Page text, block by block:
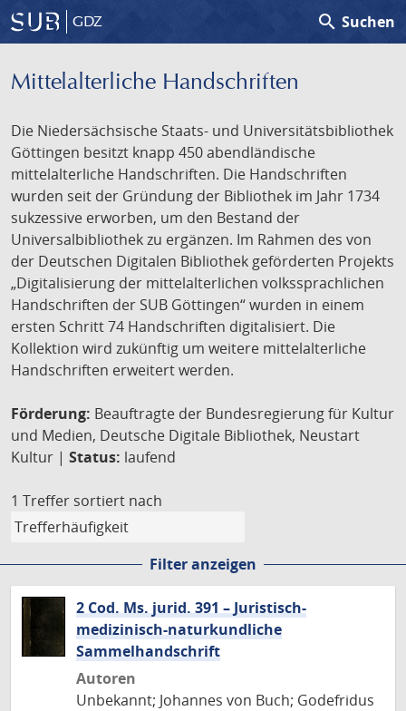
GDZ search Suchen
Mittelalterliche Handschriften
Die Niedersächsische Staats- und Universitätsbibliothek
Göttingen besitzt knapp 450 abendländische
mittelalterliche Handschriften. Die Handschriften
wurden seit der Gründung der Bibliothek im Jahr 1734
sukzessive erworben, um den Bestand der
Universalbibliothek zu ergänzen. Im Rahmen des von
der Deutschen Digitalen Bibliothek geförderten Projekts
„Digitalisierung der mittelalterlichen volkssprachlichen
Handschriften der SUB Göttingen“ wurden in einem
ersten Schritt 74 Handschriften digitalisiert. Die
Kollektion wird zukünftig um weitere mittelalterliche
Handschriften erweitert werden.
Förderung: Beauftragte der Bundesregierung für Kultur
und Medien, Deutsche Digitale Bibliothek, Neustart
Kultur | Status: laufend
1 Treffer sortiert nach
Filter anzeigen
2 Cod. Ms. jurid. 391 – Juristisch-
medizinisch-naturkundliche
Sammelhandschrift
Autoren
Unbekannt; Johannes von Buch; Godefridus